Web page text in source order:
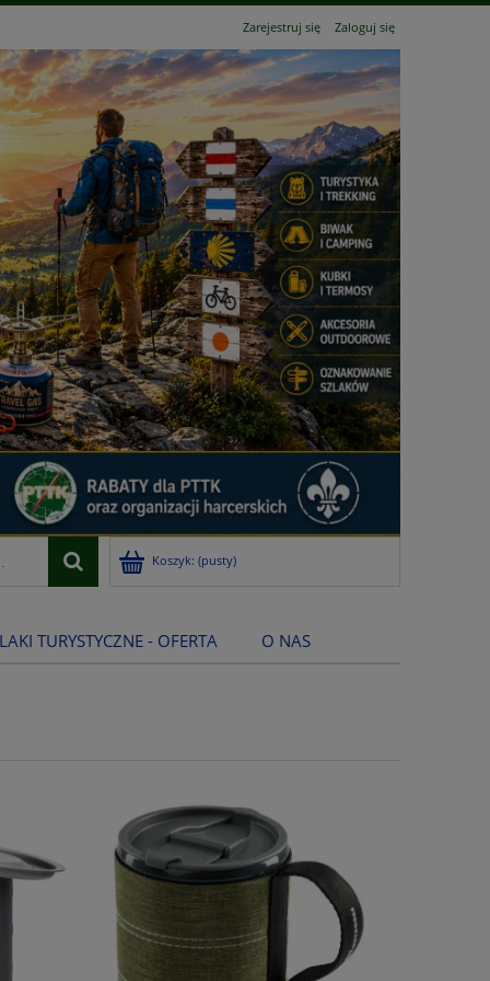
Zarejestruj się Zaloguj się
Koszyk: (pusty)
TURYSTYCZNE - OFERTA O NAS